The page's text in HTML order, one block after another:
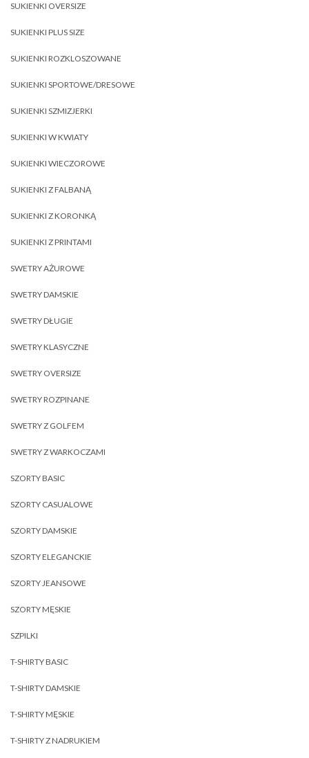
SUKIENKI OVERSIZE
SUKIENKI PLUS SIZE
SUKIENKI ROZKLOSZOWANE
SUKIENKI SPORTOWE/DRESOWE
SUKIENKI SZMIZJERKI
SUKIENKI W KWIATY
SUKIENKI WIECZOROWE
SUKIENKI Z FALBANĄ
SUKIENKI Z KORONKĄ
SUKIENKI Z PRINTAMI
SWETRY AŻUROWE
SWETRY DAMSKIE
SWETRY DŁUGIE
SWETRY KLASYCZNE
SWETRY OVERSIZE
SWETRY ROZPINANE
SWETRY Z GOLFEM
SWETRY Z WARKOCZAMI
SZORTY BASIC
SZORTY CASUALOWE
SZORTY DAMSKIE
SZORTY ELEGANCKIE
SZORTY JEANSOWE
SZORTY MĘSKIE
SZPILKI
T-SHIRTY BASIC
T-SHIRTY DAMSKIE
T-SHIRTY MĘSKIE
T-SHIRTY Z NADRUKIEM